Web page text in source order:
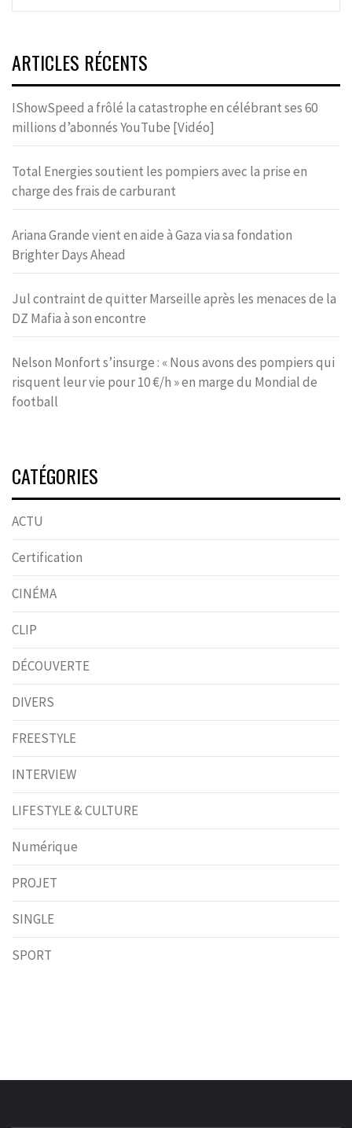
ARTICLES RÉCENTS
IShowSpeed a frôlé la catastrophe en célébrant ses 60
millions d’abonnés YouTube [Vidéo]
Total Energies soutient les pompiers avec la prise en
charge des frais de carburant
Ariana Grande vient en aide à Gaza via sa fondation
Brighter Days Ahead
Jul contraint de quitter Marseille après les menaces de la
DZ Mafia à son encontre
Nelson Monfort s’insurge : « Nous avons des pompiers qui
risquent leur vie pour 10 €/h » en marge du Mondial de
football
CATÉGORIES
ACTU
Certification
CINÉMA
CLIP
DÉCOUVERTE
DIVERS
FREESTYLE
INTERVIEW
LIFESTYLE & CULTURE
Numérique
PROJET
SINGLE
SPORT